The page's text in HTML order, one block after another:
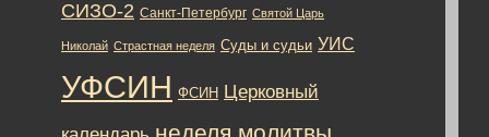
СИЗО-2 Санкт-Петербург Святой Царь
Николай Страстная неделя Суды и судьи УИС
УФСИН ФСИН Церковный
неделя молитвы